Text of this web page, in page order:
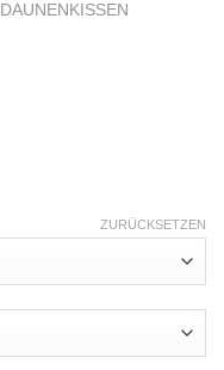
DAUNENKISSEN
ZURÜCKSETZEN